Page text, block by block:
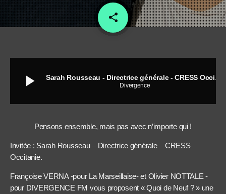
share
email
play_arrow Sarah Rousseau - Directrice générale - CRESS Occitanie
Divergence
Pensons ensemble, mais pas avec n’importe qui !
Invitée : Sarah Rousseau – Directrice générale – CRESS
Occitanie.
Françoise VERNA -pour La Marseillaise- et Olivier NOTTALE -
pour DIVERGENCE FM vous proposent « Quoi de Neuf ? » une